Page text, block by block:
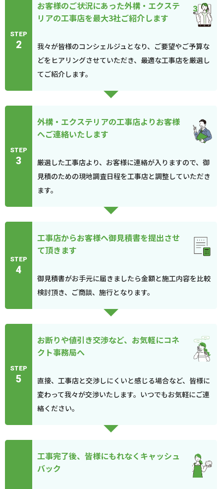
STEP
2
お客様のご状況にあった外構・エクステ
リアの工事店を最大3社ご紹介します
我々が皆様のコンシェルジュとなり、ご要望やご予算な
どをヒアリングさせていただき、最適な工事店を厳選し
てご紹介します。
STEP
3
外構・エクステリアの工事店よりお客様
へご連絡いたします
厳選した工事店より、お客様に連絡が入りますので、御
見積のための現地調査日程を工事店と調整していただき
ます。
STEP
4
工事店からお客様へ御見積書を提出させ
て頂きます
御見積書がお手元に届きましたら金額と施工内容を比較
検討頂き、ご商談、施行となります。
STEP
5
お断りや値引き交渉など、お気軽にコネ
クト事務局へ
直接、工事店と交渉しにくいと感じる場合など、皆様に
変わって我々が交渉いたします。いつでもお気軽にご連
絡ください。
工事完了後、皆様にもれなくキャッシュ
バック